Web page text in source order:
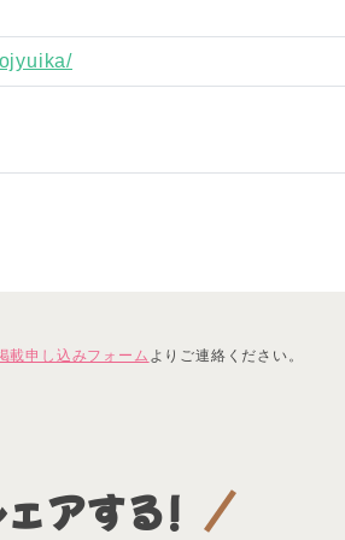
載申し込みフォーム よりご連絡ください。
ェアする!